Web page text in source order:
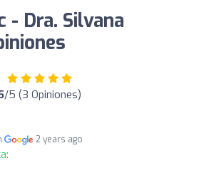
- Dra. Silvana
/5 (3 Opiniones)
2 years ago